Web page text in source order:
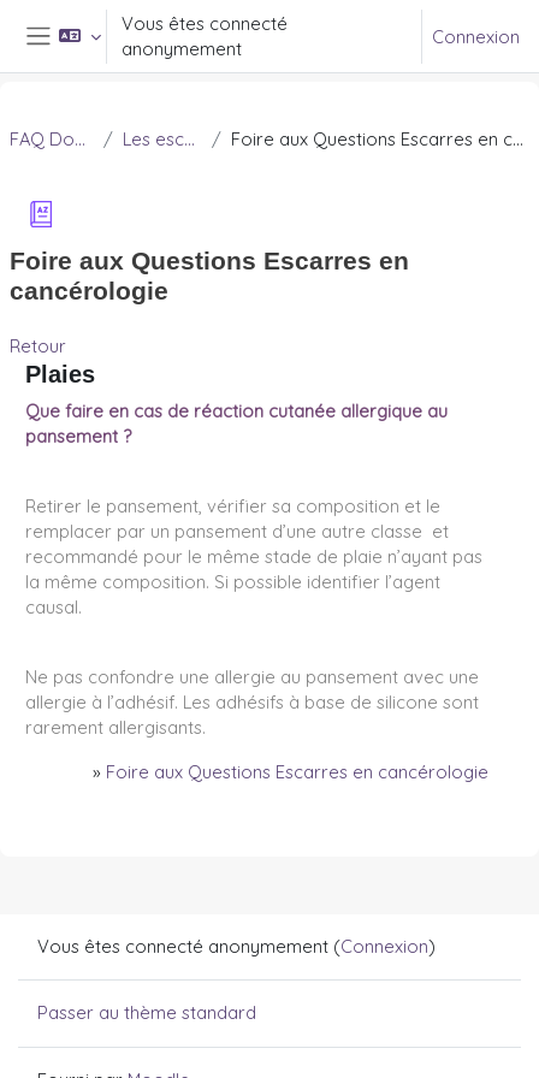
Passer au contenu principal
Panneau latéral
Vous êtes connecté
anonymement
Connexion
FAQ Douleur Les escarres Foire aux Questions Escarres en cancérologie
Foire aux Questions Escarres en
cancérologie
Retour
Plaies
Que faire en cas de réaction cutanée allergique au
pansement ?
Retirer le pansement, vérifier sa composition et le
remplacer par un pansement d’une autre classe et
recommandé pour le même stade de plaie n’ayant pas
la même composition. Si possible identifier l’agent
causal.
Ne pas confondre une allergie au pansement avec une
allergie à l’adhésif. Les adhésifs à base de silicone sont
rarement allergisants.
» Foire aux Questions Escarres en cancérologie
Vous êtes connecté anonymement (Connexion)
Passer au thème standard